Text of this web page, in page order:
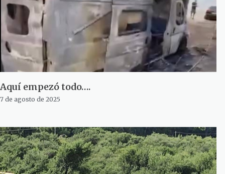
Aquí empezó todo….
7 de agosto de 2025